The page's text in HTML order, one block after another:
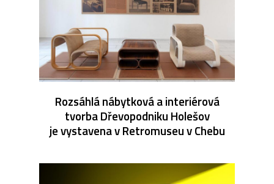
Rozsáhlá nábytková a interiérová
tvorba Dřevopodniku Holešov
je vystavena v Retromuseu v Chebu